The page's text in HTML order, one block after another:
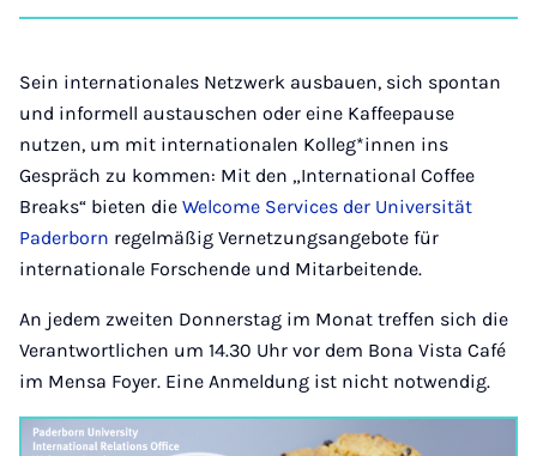
auf auf auf auf über
Mail
Sein internationales Netzwerk ausbauen, sich spontan
und informell austauschen oder eine Kaffeepause
nutzen, um mit internationalen Kolleg*innen ins
Gespräch zu kommen: Mit den „International Coffee
Breaks“ bieten die Welcome Services der Universität
Paderborn regelmäßig Vernetzungsangebote für
internationale Forschende und Mitarbeitende.
An jedem zweiten Donnerstag im Monat treffen sich die
Verantwortlichen um 14.30 Uhr vor dem Bona Vista Café
im Mensa Foyer. Eine Anmeldung ist nicht notwendig.